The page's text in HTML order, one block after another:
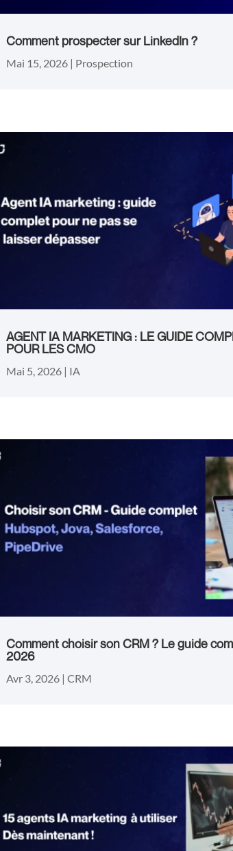
Comment prospecter sur LinkedIn ?
Mai 15, 2026| Prospection
AGENT IA MARKETING : LE GUIDE
POUR LES CMO
Mai 5, 2026| IA
Comment choisir son CRM ? Le guide
2026
Avr 3, 2026| CRM